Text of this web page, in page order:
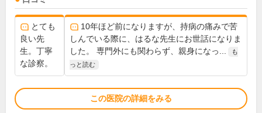
とても
良い先
生。丁寧
な診察。
10年ほど前になりますが、持病の痛みで苦
しんでいる際に、はるな先生にお世話になりま
した。 専門外にも関わらず、親身になっ...
も
っと読む
この医院の詳細をみる